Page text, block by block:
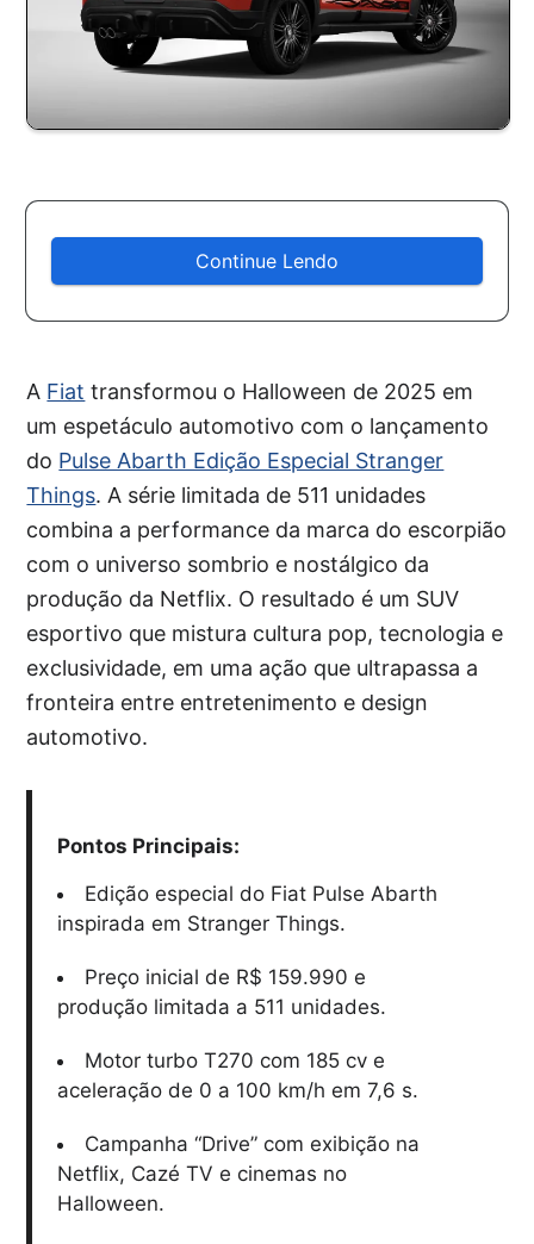
Continue Lendo
A Fiat transformou o Halloween de 2025 em
um espetáculo automotivo com o lançamento
do Pulse Abarth Edição Especial Stranger
Things. A série limitada de 511 unidades
combina a performance da marca do escorpião
com o universo sombrio e nostálgico da
produção da Netflix. O resultado é um SUV
esportivo que mistura cultura pop, tecnologia e
exclusividade, em uma ação que ultrapassa a
fronteira entre entretenimento e design
automotivo.
Pontos Principais:
Edição especial do Fiat Pulse Abarth
inspirada em Stranger Things.
Preço inicial de R$ 159.990 e
produção limitada a 511 unidades.
Motor turbo T270 com 185 cv e
aceleração de 0 a 100 km/h em 7,6 s.
Campanha “Drive” com exibição na
Netflix, Cazé TV e cinemas no
Halloween.